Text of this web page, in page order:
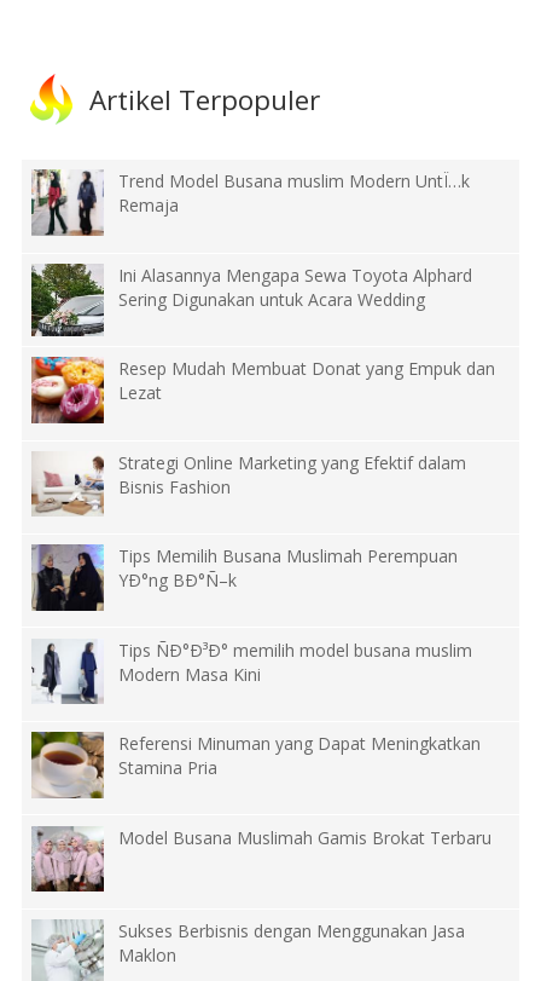
Artikel Terpopuler
Trend Model Busana muslim Modern UntÏ…k
Remaja
Ini Alasannya Mengapa Sewa Toyota Alphard
Sering Digunakan untuk Acara Wedding
Resep Mudah Membuat Donat yang Empuk dan
Lezat
Strategi Online Marketing yang Efektif dalam
Bisnis Fashion
Tips Memilih Busana Muslimah Perempuan
YÐ°ng BÐ°Ñ–k
Tips ÑÐ°Ð³Ð° memilih model busana muslim
Modern Masa Kini
Referensi Minuman yang Dapat Meningkatkan
Stamina Pria
Model Busana Muslimah Gamis Brokat Terbaru
Sukses Berbisnis dengan Menggunakan Jasa
Maklon